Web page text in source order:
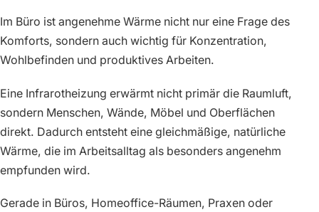
Im Büro ist angenehme Wärme nicht nur eine Frage des
Komforts, sondern auch wichtig für Konzentration,
Wohlbefinden und produktives Arbeiten.
Eine Infrarotheizung erwärmt nicht primär die Raumluft,
sondern Menschen, Wände, Möbel und Oberflächen
direkt. Dadurch entsteht eine gleichmäßige, natürliche
Wärme, die im Arbeitsalltag als besonders angenehm
empfunden wird.
Gerade in Büros, Homeoffice-Räumen, Praxen oder